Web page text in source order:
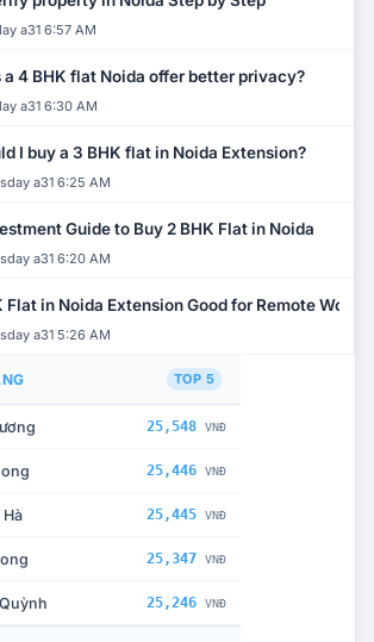
a31 6:57 AM
a 4 BHK flat Noida offer better privacy?
a31 6:30 AM
I buy a 3 BHK flat in Noida Extension?
a31 6:25 AM
Guide to Buy 2 BHK Flat in Noida
a31 6:20 AM
Flat in Noida Extension Good for Remote Work?
a31 5:26 AM
TOP 5
25,548 VNĐ
25,446 VNĐ
25,445 VNĐ
25,347 VNĐ
25,246 VNĐ